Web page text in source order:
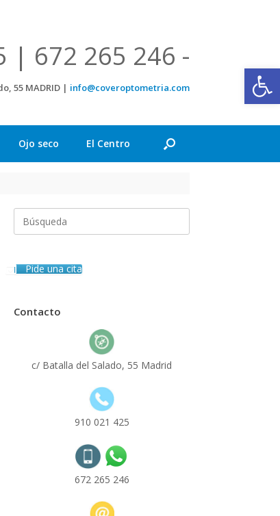
| 672 265 246 -
55 MADRID | info@coveroptometria.com
Ojo seco El Centro
Buscar:
Pide una cita
Contacto
c/ Batalla del Salado, 55 Madrid
910 021 425
672 265 246